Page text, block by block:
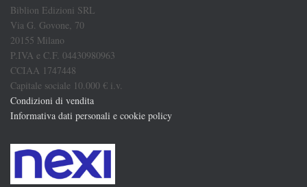
Biblion Edizioni SRL
Via G. Govone, 70
20155 Milano
P.IVA e C.F. 04430980963
CCIAA 1747448
Capitale sociale 10.000 € i.v.
Condizioni di vendita
Informativa dati personali e cookie policy